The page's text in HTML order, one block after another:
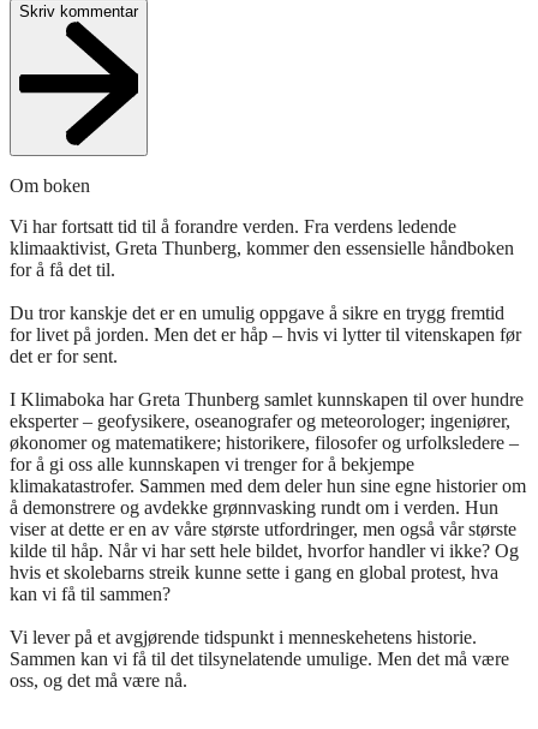
Skriv kommentar
Om boken
Vi har fortsatt tid til å forandre verden. Fra verdens ledende
klimaaktivist, Greta Thunberg, kommer den essensielle håndboken
for å få det til.
Du tror kanskje det er en umulig oppgave å sikre en trygg fremtid
for livet på jorden. Men det er håp – hvis vi lytter til vitenskapen før
det er for sent.
I Klimaboka har Greta Thunberg samlet kunnskapen til over hundre
eksperter – geofysikere, oseanografer og meteorologer; ingeniører,
økonomer og matematikere; historikere, filosofer og urfolksledere –
for å gi oss alle kunnskapen vi trenger for å bekjempe
klimakatastrofer. Sammen med dem deler hun sine egne historier om
å demonstrere og avdekke grønnvasking rundt om i verden. Hun
viser at dette er en av våre største utfordringer, men også vår største
kilde til håp. Når vi har sett hele bildet, hvorfor handler vi ikke? Og
hvis et skolebarns streik kunne sette i gang en global protest, hva
kan vi få til sammen?
Vi lever på et avgjørende tidspunkt i menneskehetens historie.
Sammen kan vi få til det tilsynelatende umulige. Men det må være
oss, og det må være nå.